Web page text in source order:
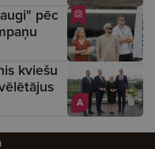
pēc
A
kviešu